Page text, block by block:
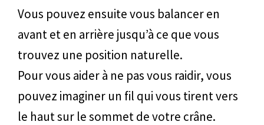
Vous pouvez ensuite vous balancer en
avant et en arrière jusqu’à ce que vous
trouvez une position naturelle.
Pour vous aider à ne pas vous raidir, vous
pouvez imaginer un fil qui vous tirent vers
le haut sur le sommet de votre crâne.